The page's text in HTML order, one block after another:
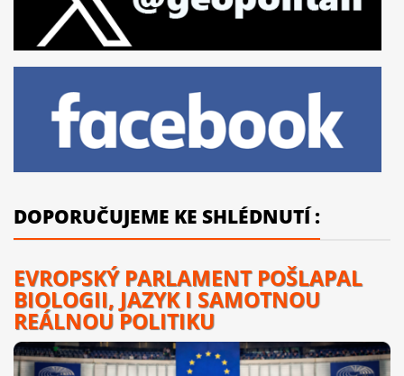
DOPORUČUJEME KE SHLÉDNUTÍ :
EVROPSKÝ PARLAMENT POŠLAPAL
BIOLOGII, JAZYK I SAMOTNOU
REÁLNOU POLITIKU